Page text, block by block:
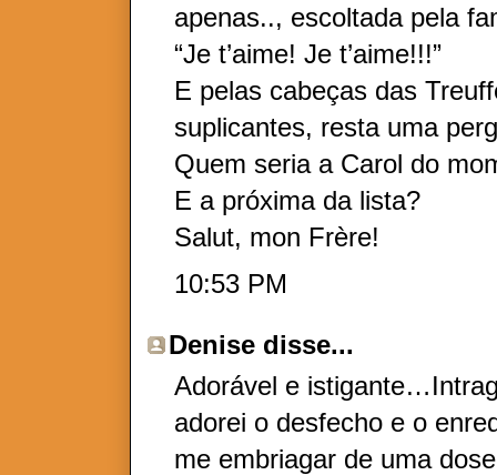
apenas.., escoltada pela
“Je t’aime! Je t’aime!!!”
E pelas cabeças das
suplicantes, resta uma
Quem seria a Carol do
E a próxima da lista?
Salut, mon Frère!
10:53 PM
Denise disse...
Adorável e
adorei o desfecho e o
me embriagar de uma